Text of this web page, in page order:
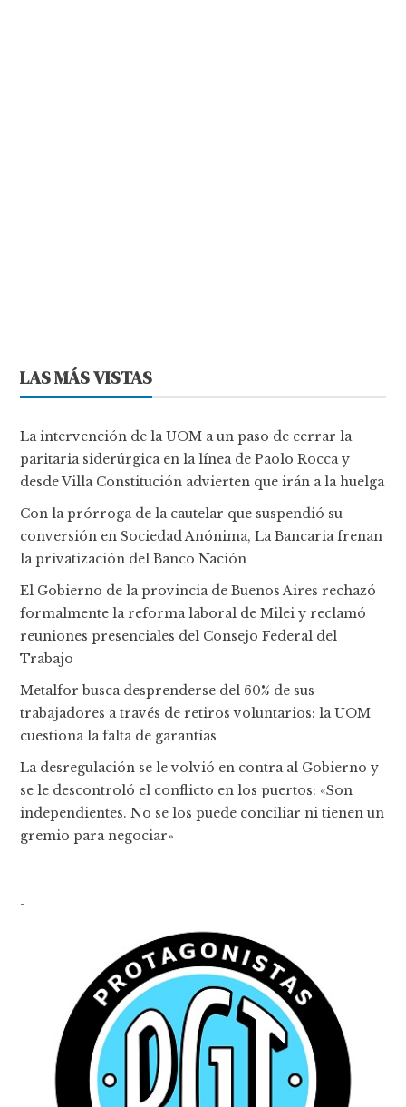
LAS MÁS VISTAS
La intervención de la UOM a un paso de cerrar la
paritaria siderúrgica en la línea de Paolo Rocca y
desde Villa Constitución advierten que irán a la huelga
Con la prórroga de la cautelar que suspendió su
conversión en Sociedad Anónima, La Bancaria frenan
la privatización del Banco Nación
El Gobierno de la provincia de Buenos Aires rechazó
formalmente la reforma laboral de Milei y reclamó
reuniones presenciales del Consejo Federal del
Trabajo
Metalfor busca desprenderse del 60% de sus
trabajadores a través de retiros voluntarios: la UOM
cuestiona la falta de garantías
La desregulación se le volvió en contra al Gobierno y
se le descontroló el conflicto en los puertos: «Son
independientes. No se los puede conciliar ni tienen un
gremio para negociar»
-